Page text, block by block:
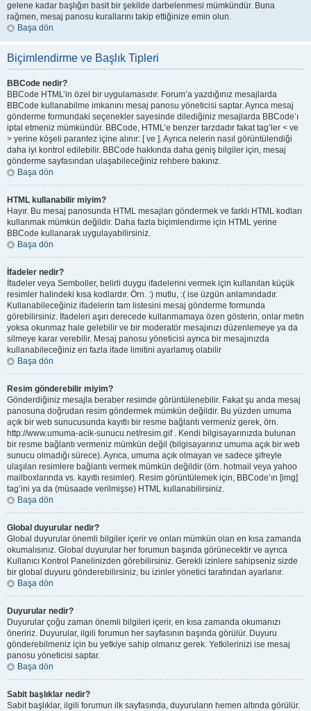
gelene kadar başlığın basit bir şekilde darbelenmesi mümkündür. Buna
rağmen, mesaj panosu kurallarını takip ettiğinize emin olun.
Başa dön
Biçimlendirme ve Başlık Tipleri
BBCode nedir?
BBCode HTML’in özel bir uygulamasıdır. Forum’a yazdığınız mesajlarda
BBCode kullanabilme imkanını mesaj panosu yöneticisi saptar. Ayrıca mesaj
gönderme formundaki seçenekler sayesinde dilediğiniz mesajlarda BBCode’ı
iptal etmeniz mümkündür. BBCode, HTML’e benzer tarzdadır fakat tag’ler < ve
> yerine köşeli parantez içine alınır: [ ve ]. Ayrıca nelerin nasıl görüntülendiği
daha iyi kontrol edilebilir. BBCode hakkında daha geniş bilgiler için, mesaj
gönderme sayfasından ulaşabileceğiniz rehbere bakınız.
Başa dön
HTML kullanabilir miyim?
Hayır. Bu mesaj panosunda HTML mesajları göndermek ve farklı HTML kodları
kullanmak mümkün değildir. Daha fazla biçimlendirme için HTML yerine
BBCode kullanarak uygulayabilirsiniz.
Başa dön
İfadeler nedir?
İfadeler veya Semboller, belirli duygu ifadelerini vermek için kullanılan küçük
resimler halindeki kısa kodlardır. Örn. :) mutlu, :( ise üzgün anlamındadır.
Kullanabileceğiniz ifadelerin tam listesini mesaj gönderme formunda
görebilirsiniz. İfadeleri aşırı derecede kullanmamaya özen gösterin, onlar metin
yoksa okunmaz hale gelebilir ve bir moderatör mesajınızı düzenlemeye ya da
silmeye karar verebilir. Mesaj panosu yöneticisi ayrıca bir mesajınızda
kullanabileceğiniz en fazla ifade limitini ayarlamış olabilir
Başa dön
Resim gönderebilir miyim?
Gönderdiğiniz mesajla beraber resimde görüntülenebilir. Fakat şu anda mesaj
panosuna doğrudan resim göndermek mümkün değildir. Bu yüzden umuma
açık bir web sunucusunda kayıtlı bir resme bağlantı vermeniz gerek, örn.
http://www.umuma-acik-sunucu.net/resim.gif . Kendi bilgisayarınızda bulunan
bir resme bağlantı vermeniz mümkün değil (bilgisayarınız umuma açık bir web
sunucu olmadığı sürece). Ayrıca, umuma açık olmayan ve sadece şifreyle
ulaşılan resimlere bağlantı vermek mümkün değildir (örn. hotmail veya yahoo
mailboxlarında vs. kayıtlı resimler). Resim görüntülemek için, BBCode’ın [img]
tag’ini ya da (müsaade verilmişse) HTML kullanabilirsiniz.
Başa dön
Global duyurular nedir?
Global duyurular önemli bilgiler içerir ve onları mümkün olan en kısa zamanda
okumalısınız. Global duyurular her forumun başında görünecektir ve ayrıca
Kullanıcı Kontrol Panelinizden görebilirsiniz. Gerekli izinlere sahipseniz sizde
bir global duyuru gönderebilirsiniz, bu izinler yönetici tarafından ayarlanır.
Başa dön
Duyurular nedir?
Duyurular çoğu zaman önemli bilgileri içerir, en kısa zamanda okumanızı
öneririz. Duyurular, ilgili forumun her sayfasının başında görülür. Duyuru
gönderebilmeniz için bu yetkiye sahip olmanız gerek. Yetkilerinizi ise mesaj
panosu yöneticisi saptar.
Başa dön
Sabit başlıklar nedir?
Sabit başlıklar, ilgili forumun ilk sayfasında, duyuruların hemen altında görülür.